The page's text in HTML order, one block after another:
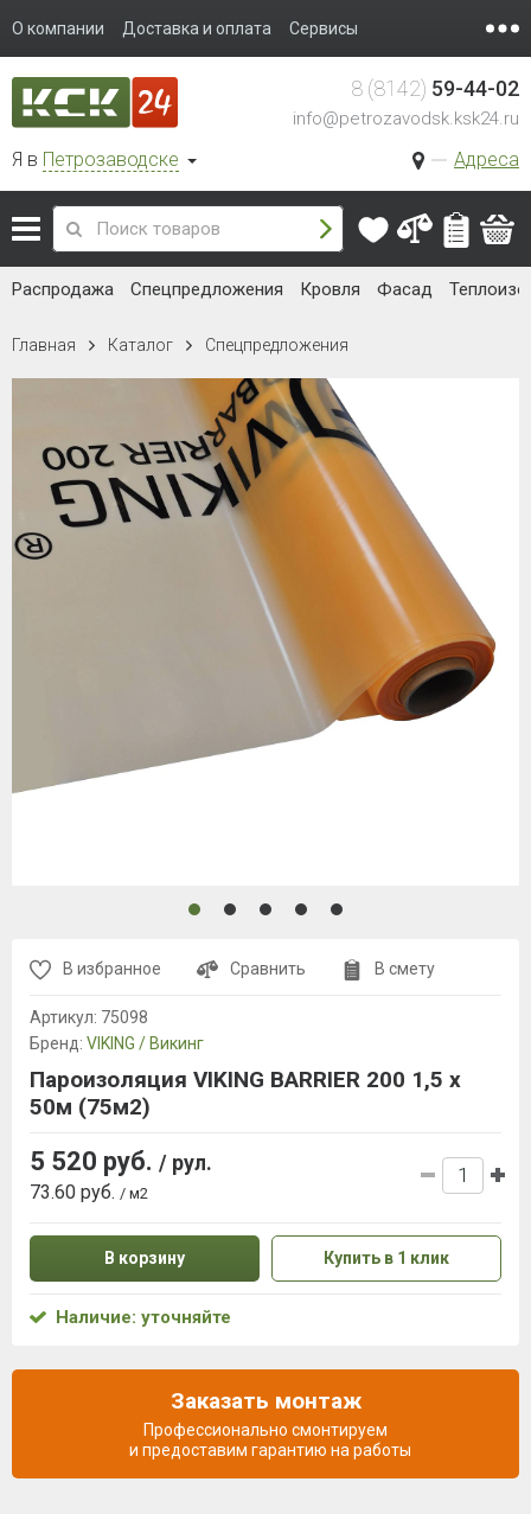
О компании Доставка и оплата Сервисы
Я в Петрозаводске Адреса
8 (8142) 59-44-02
info@petrozavodsk.ksk24.ru
Распродажа Спецпредложения Кровля Фасад
Главная Каталог Спецпредложения
В избранное Сравнить В смету
Артикул: 75098
Бренд: VIKING / Викинг
Пароизоляция VIKING BARRIER 200 1,5 х
50м (75м2)
5 520 руб. / рул.
73.60 руб. / м2
В корзину Купить в 1 клик
Наличие: уточняйте
Заказать монтаж
Профессионально смонтируем
и предоставим гарантию на работы